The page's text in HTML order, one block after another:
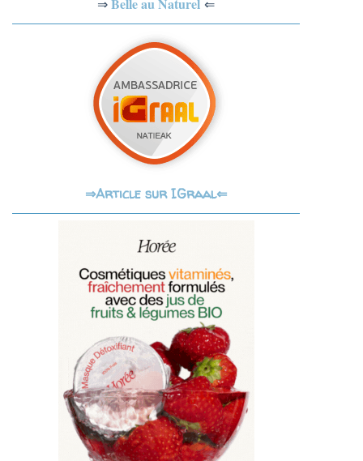
⇒ ⇐
⇒Article sur IGraal⇐